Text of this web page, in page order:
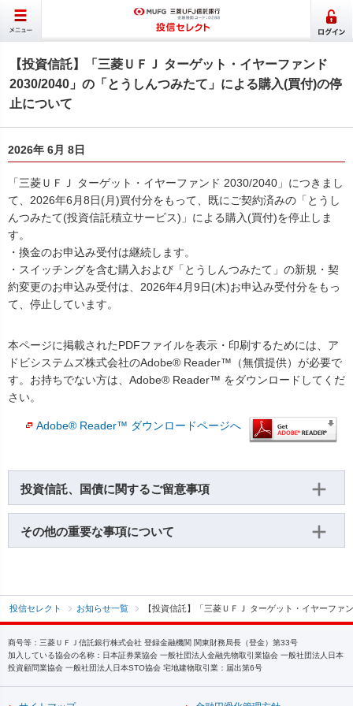
【投資信託】「三菱ＵＦＪ ターゲット・イヤーファンド
2030/2040」の「とうしんつみたて」による購入(買付)の停
止について
2026年 6月 8日
「三菱ＵＦＪ ターゲット・イヤーファンド 2030/2040」につきまし
て、2026年6月8日(月)買付分をもって、既にご契約済みの「とうし
んつみたて(投資信託積立サービス)」による購入(買付)を停止しま
す。
・換金のお申込み受付は継続します。
・スイッチングを含む購入および「とうしんつみたて」の新規・契
約変更のお申込み受付は、2026年4月9日(木)お申込み受付分をもっ
て、停止しています。
本ページに掲載されたPDFファイルを表示・印刷するためには、ア
ドビシステムズ株式会社のAdobe® Reader™（無償提供）が必要で
す。お持ちでない方は、Adobe® Reader™ をダウンロードしてくだ
さい。
Adobe® Reader™ ダウンロードページへ
投資信託、国債に関するご留意事項
その他の重要な事項について
投信セレクト お知らせ一覧 【投資信託】「三菱ＵＦＪ ターゲット・イヤーフ
商号等：三菱ＵＦＪ信託銀行株式会社 登録金融機関 関東財務局長（登金）第33号
加入している協会の名称：日本証券業協会 一般社団法人金融先物取引業協会 一般社団法人日本
投資顧問業協会 一般社団法人日本STO協会 宅地建物取引業：届出第6号